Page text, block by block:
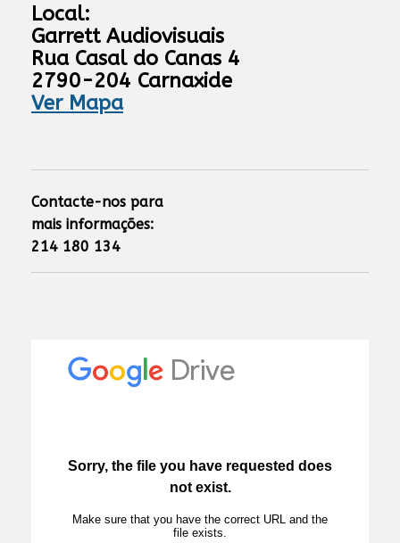
Local:
Garrett Audiovisuais
Rua Casal do Canas 4
2790-204 Carnaxide
Ver Mapa
Contacte-nos para
mais informações:
214 180 134